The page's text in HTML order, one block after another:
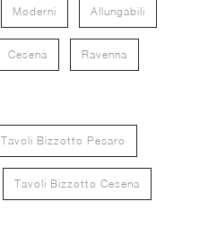
Moderni Allungabili
Cesena Ravenna
Tavoli Bizzotto Pesaro
Tavoli Bizzotto Cesena